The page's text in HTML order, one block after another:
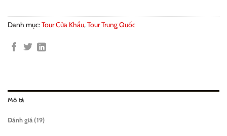
Danh mục:Tour Cửa Khẩu,Tour Trung Quốc
Mô tả
Đánh giá (19)